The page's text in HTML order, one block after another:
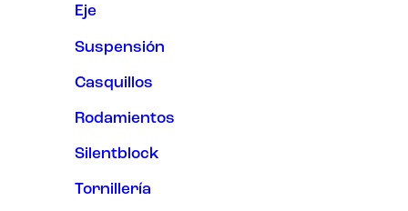
Eje
Suspensión
Casquillos
Rodamientos
Silentblock
Tornillería